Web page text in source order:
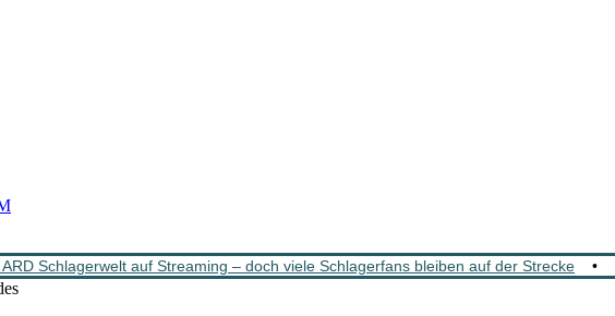
Schlagerwelt auf Streaming – doch viele Schlagerfans bleiben auf der Strecke •